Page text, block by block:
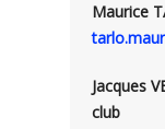
Maurice
Jacques
club